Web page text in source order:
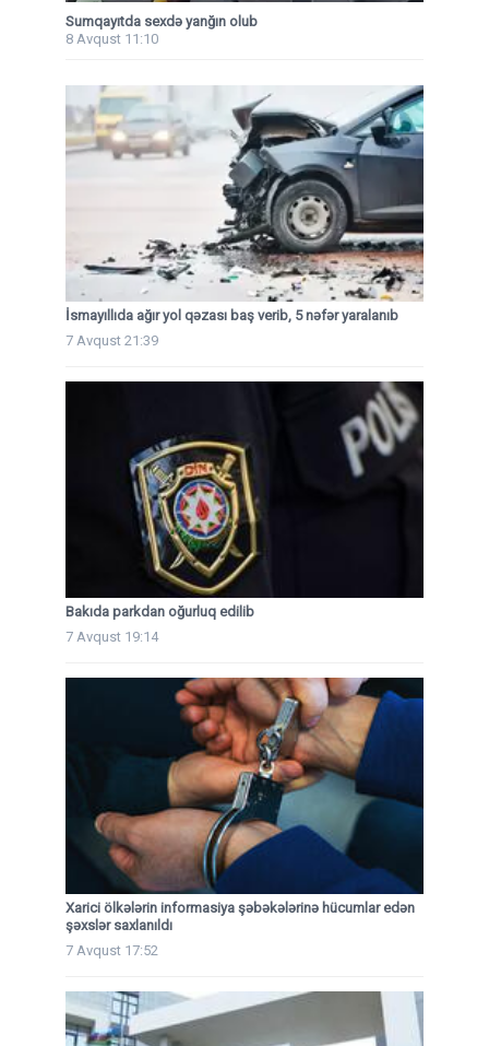
Sumqayıtda sexdə yanğın olub
8 Avqust 11:10
İsmayıllıda ağır yol qəzası baş verib, 5 nəfər yaralanıb
7 Avqust 21:39
Bakıda parkdan oğurluq edilib
7 Avqust 19:14
Xarici ölkələrin informasiya şəbəkələrinə hücumlar edən
şəxslər saxlanıldı
7 Avqust 17:52